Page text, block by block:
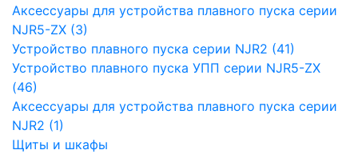
Аксессуары для устройства плавного пуска серии
NJR5-ZX (3)
Устройство плавного пуска серии NJR2 (41)
Устройство плавного пуска УПП серии NJR5-ZX
(46)
Аксессуары для устройства плавного пуска серии
NJR2 (1)
Щиты и шкафы